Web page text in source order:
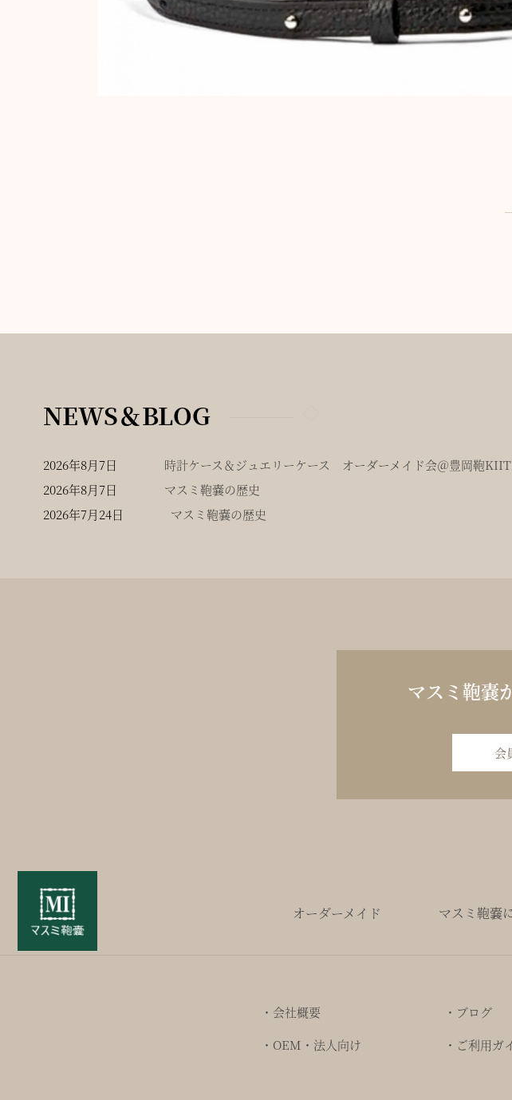
NEWS＆BLOG
2026年8月7日
時計ケース＆ジュエリーケース オーダーメイド会＠豊岡鞄
2026年8月7日
マスミ鞄嚢の歴史
2026年7月24日
マスミ鞄嚢の歴史
マスミ鞄嚢
会
オーダーメイド マスミ鞄嚢
・会社概要 ・ブログ
・OEM・法人向け
・ご利用ガ